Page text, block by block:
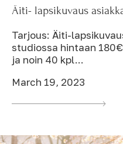
Äiti- lapsikuvaus
Tarjous: Äiti-
studiossa hintaan
ja noin 40 kpl...
March 19, 2023